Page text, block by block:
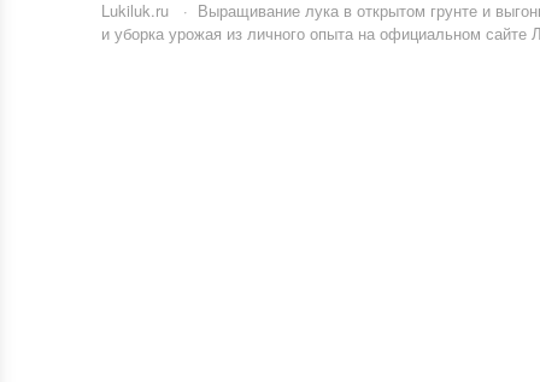
Lukiluk.ru · Выращивание лука в открытом грунте и
и уборка урожая из личного опыта на официальном